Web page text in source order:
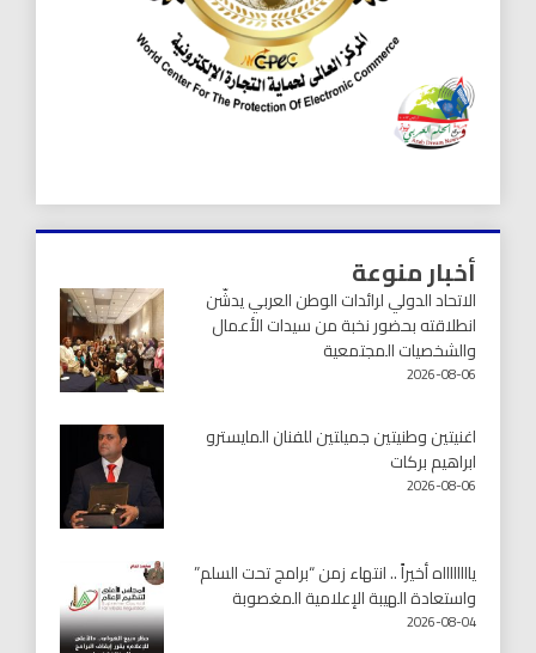
أخبار منوعة
الاتحاد الدولي لرائدات الوطن العربي يدشّن
انطلاقته بحضور نخبة من سيدات الأعمال
والشخصيات المجتمعية
2026-08-06
اغنيتين وطنيتين جميلتين للفنان المايسترو
ابراهيم بركات
2026-08-06
يااااااااه أخيراً .. انتهاء زمن “برامج تحت السلم”
واستعادة الهيبة الإعلامية المغصوبة
2026-08-04